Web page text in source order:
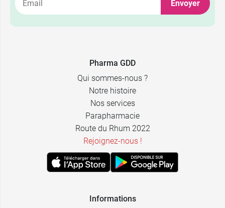
Envoyer
Pharma GDD
Qui sommes-nous ?
Notre histoire
Nos services
Parapharmacie
Route du Rhum 2022
Rejoignez-nous !
Informations